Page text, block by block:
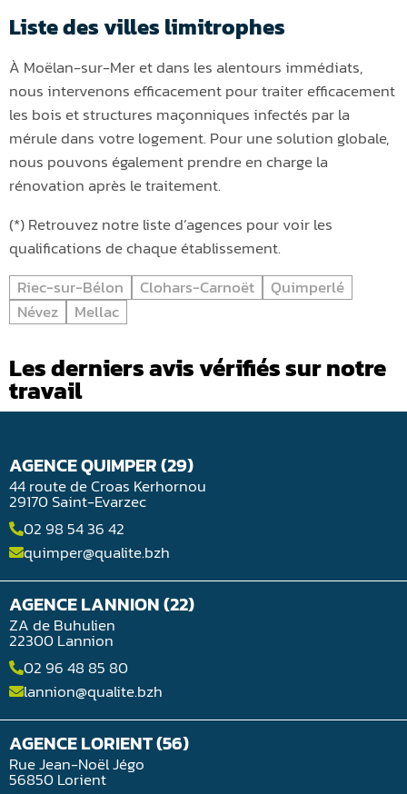
Liste des villes limitrophes
À Moëlan-sur-Mer et dans les alentours immédiats,
nous intervenons efficacement pour traiter efficacement
les bois et structures maçonniques infectés par la
mérule dans votre logement. Pour une solution globale,
nous pouvons également prendre en charge la
rénovation après le traitement.
(*) Retrouvez notre liste d’agences pour voir les
qualifications de chaque établissement.
Riec-sur-Bélon
Clohars-Carnoët
Quimperlé
Névez
Mellac
Les derniers avis vérifiés sur notre
travail
AGENCE QUIMPER (29)
44 route de Croas Kerhornou
29170 Saint-Evarzec
02 98 54 36 42
quimper@qualite.bzh
AGENCE LANNION (22)
ZA de Buhulien
22300 Lannion
02 96 48 85 80
lannion@qualite.bzh
AGENCE LORIENT (56)
Rue Jean-Noël Jégo
56850 Lorient